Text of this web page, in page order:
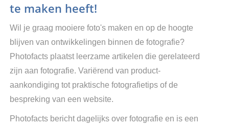
te maken heeft!
Wil je graag mooiere foto's maken en op de hoogte
blijven van ontwikkelingen binnen de fotografie?
Photofacts plaatst leerzame artikelen die gerelateerd
zijn aan fotografie. Variërend van product-
aankondiging tot praktische fotografietips of de
bespreking van een website.
Photofacts bericht dagelijks over fotografie en is een